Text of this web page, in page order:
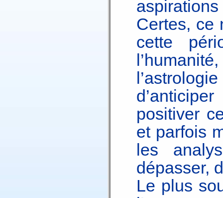
aspirations
Certes, ce
cette
positiver
et parfois
les
dépasser,
Le plus